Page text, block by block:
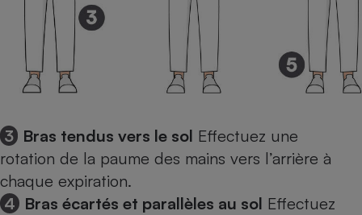
3 Bras tendus vers le sol Effectuez une
rotation de la paume des mains vers l’arrière à
chaque expiration.
4 Bras écartés et parallèles au sol Effectuez